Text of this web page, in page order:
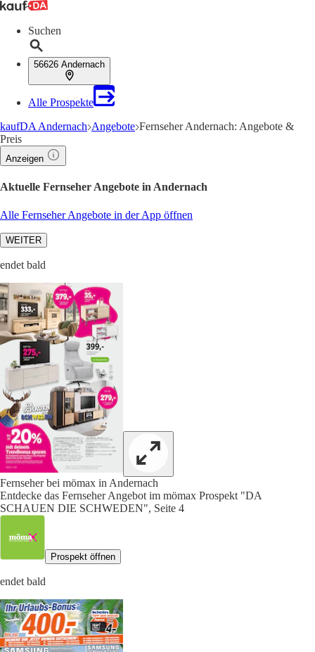
Suchen
56626 Andernach
Alle Prospekte
kaufDA Andernach Angebote Fernseher Andernach: Angebote &
Preis
Anzeigen
Aktuelle Fernseher Angebote in Andernach
Alle Fernseher Angebote in der App öffnen
WEITER
endet bald
Fernseher bei mömax in Andernach
Entdecke das Fernseher Angebot im mömax Prospekt "DA
SCHAUEN DIE SCHWEDEN", Seite 4
Prospekt öffnen
endet bald